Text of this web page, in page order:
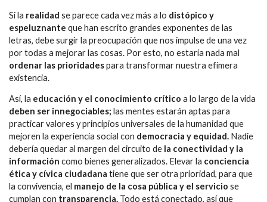
Si la realidad se parece cada vez más a lo distópico y
espeluznante que han escrito grandes exponentes de las
letras, debe surgir la preocupación que nos impulse de una vez
por todas a mejorar las cosas. Por esto, no estaría nada mal
ordenar las prioridadespara transformar nuestra efímera
existencia.
Así, la educación y el conocimiento crítico a lo largo de la vida
deben ser innegociables; las mentes estarán aptas para
practicar valores y principios universales de la humanidad que
mejoren la experiencia social con democracia y equidad. Nadie
debería quedar al margen del circuito de la conectividad y la
información como bienes generalizados. Elevar la conciencia
ética y cívica ciudadana tiene que ser otra prioridad, para que
la convivencia, el manejo de la cosa pública y el servicio se
cumplan con transparencia. Todo está conectado, así que